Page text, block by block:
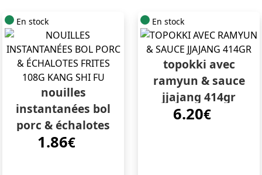
En stock
nouilles
instantanées bol
porc & échalotes
frites 108g kang shi
1.86€
En stock
topokki avec
ramyun & sauce
jjajang 414gr
6.20€